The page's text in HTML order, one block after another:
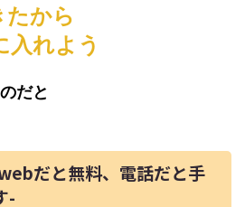
たから
入れよう
だと
だと無料、電話だと手
-